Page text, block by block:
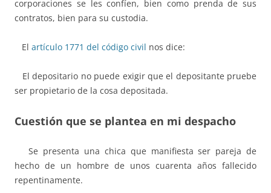
corporaciones se les confíen, bien como prenda de sus
contratos, bien para su custodia.
El artículo 1771 del código civil nos dice:
El depositario no puede exigir que el depositante pruebe
ser propietario de la cosa depositada.
Cuestión que se plantea en mi despacho
Se presenta una chica que manifiesta ser pareja de
hecho de un hombre de unos cuarenta años fallecido
repentinamente.